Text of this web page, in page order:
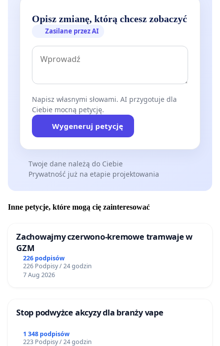
Opisz zmianę, którą chcesz zobaczyć
Zasilane przez AI
Napisz własnymi słowami. AI przygotuje dla
Ciebie mocną petycję.
Wygeneruj petycję
Twoje dane należą do Ciebie
Prywatność już na etapie projektowania
Inne petycje, które mogą cię zainteresować
Zachowajmy czerwono-kremowe tramwaje w
GZM
226 podpisów
226 Podpisy / 24 godzin
7 Aug 2026
Stop podwyżce akcyzy dla branży vape
1 348 podpisów
223 Podpisy / 24 godzin